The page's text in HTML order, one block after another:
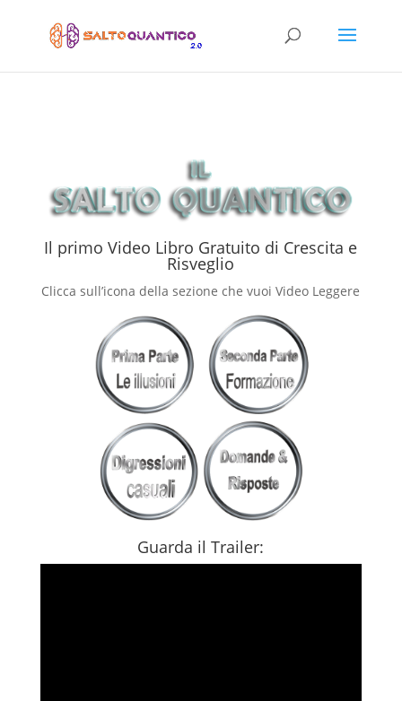
Il primo Video Libro Gratuito di Crescita e
Risveglio
Clicca sull’icona della sezione che vuoi Video Leggere
Guarda il Trailer: